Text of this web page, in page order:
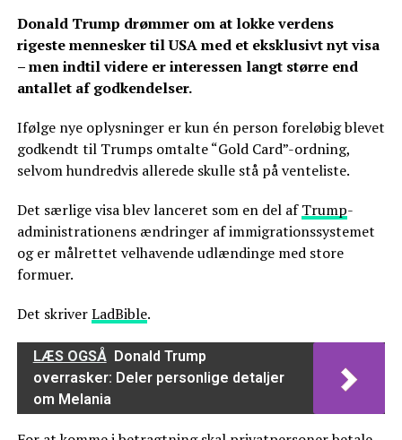
Donald Trump drømmer om at lokke verdens
rigeste mennesker til USA med et eksklusivt nyt visa
– men indtil videre er interessen langt større end
antallet af godkendelser.
Ifølge nye oplysninger er kun én person foreløbig blevet
godkendt til Trumps omtalte “Gold Card”-ordning,
selvom hundredvis allerede skulle stå på venteliste.
Det særlige visa blev lanceret som en del afTrump-
administrationens ændringer af immigrationssystemet
og er målrettet velhavende udlændinge med store
formuer.
Det skriverLadBible.
LÆS OGSÅ Donald Trump
overrasker: Deler personlige detaljer
om Melania